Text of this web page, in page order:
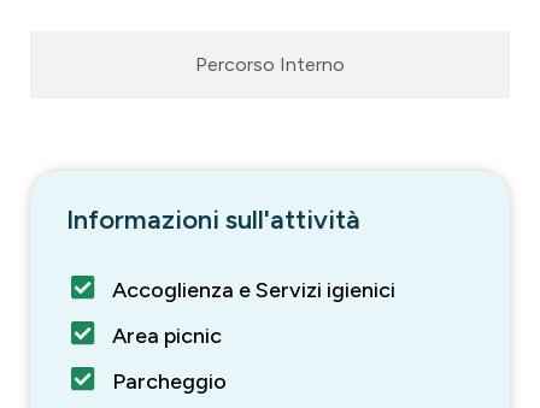
Percorso Interno
Informazioni sull'attività
Accoglienza e Servizi igienici
Area picnic
Parcheggio